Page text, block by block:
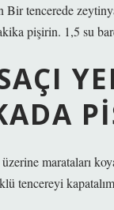
Bir tencerede
pişirin. 1,5 su
marataları
tencereyi